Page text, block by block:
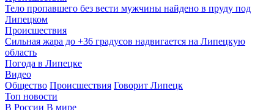
Тело пропавшего без вести мужчины найдено в пруду под
Липецком
Происшествия
Сильная жара до +36 градусов надвигается на Липецкую
область
Погода в Липецке
Видео
Общество Происшествия Говорит Липецк
Топ новости
В России В мире